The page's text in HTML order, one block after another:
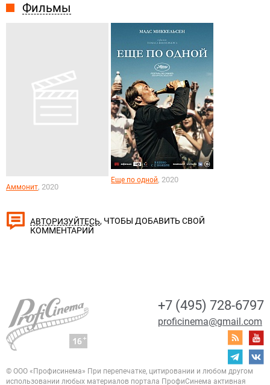
Фильмы
Аммонит, 2020
Еще по одной, 2020
АВТОРИЗУЙТЕСЬ, ЧТОБЫ ДОБАВИТЬ СВОЙ
КОММЕНТАРИЙ
+7 (495) 728-6797
proficinema@gmail.com
© ООО «Профисинема» При перепечатке, цитировании и любом другом
использовании любых материалов портала ПрофиСинема активная